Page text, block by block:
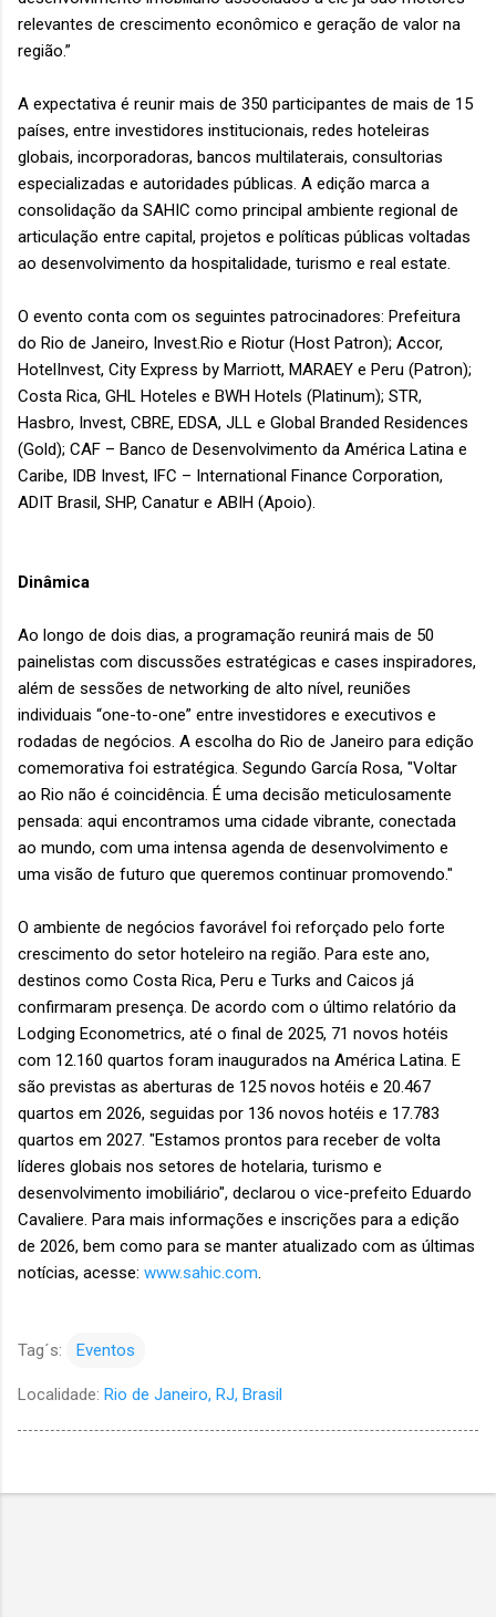
relevantes de crescimento econômico e geração de valor na
região.”
A expectativa é reunir mais de 350 participantes de mais de 15
países, entre investidores institucionais, redes hoteleiras
globais, incorporadoras, bancos multilaterais, consultorias
especializadas e autoridades públicas. A edição marca a
consolidação da SAHIC como principal ambiente regional de
articulação entre capital, projetos e políticas públicas voltadas
ao desenvolvimento da hospitalidade, turismo e real estate.
O evento conta com os seguintes patrocinadores: Prefeitura
do Rio de Janeiro, Invest.Rio e Riotur (Host Patron); Accor,
HotelInvest, City Express by Marriott, MARAEY e Peru (Patron);
Costa Rica, GHL Hoteles e BWH Hotels (Platinum); STR,
Hasbro, Invest, CBRE, EDSA, JLL e Global Branded Residences
(Gold); CAF – Banco de Desenvolvimento da América Latina e
Caribe, IDB Invest, IFC – International Finance Corporation,
ADIT Brasil, SHP, Canatur e ABIH (Apoio).
Dinâmica
Ao longo de dois dias, a programação reunirá mais de 50
painelistas com discussões estratégicas e cases inspiradores,
além de sessões de networking de alto nível, reuniões
individuais “one-to-one” entre investidores e executivos e
rodadas de negócios. A escolha do Rio de Janeiro para edição
comemorativa foi estratégica. Segundo García Rosa, "Voltar
ao Rio não é coincidência. É uma decisão meticulosamente
pensada: aqui encontramos uma cidade vibrante, conectada
ao mundo, com uma intensa agenda de desenvolvimento e
uma visão de futuro que queremos continuar promovendo."
O ambiente de negócios favorável foi reforçado pelo forte
crescimento do setor hoteleiro na região. Para este ano,
destinos como Costa Rica, Peru e Turks and Caicos já
confirmaram presença. De acordo com o último relatório da
Lodging Econometrics, até o final de 2025, 71 novos hotéis
com 12.160 quartos foram inaugurados na América Latina. E
são previstas as aberturas de 125 novos hotéis e 20.467
quartos em 2026, seguidas por 136 novos hotéis e 17.783
quartos em 2027. "Estamos prontos para receber de volta
líderes globais nos setores de hotelaria, turismo e
desenvolvimento imobiliário", declarou o vice-prefeito Eduardo
Cavaliere. Para mais informações e inscrições para a edição
de 2026, bem como para se manter atualizado com as últimas
notícias, acesse: www.sahic.com.
Tag´s: Eventos
Localidade: Rio de Janeiro, RJ, Brasil